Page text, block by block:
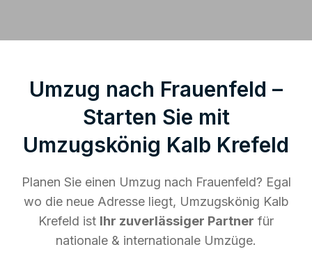
Umzug nach Frauenfeld –
Starten Sie mit
Umzugskönig Kalb Krefeld
Planen Sie einen Umzug nach Frauenfeld? Egal
wo die neue Adresse liegt, Umzugskönig Kalb
Krefeld ist Ihr zuverlässiger Partner für
nationale & internationale Umzüge.